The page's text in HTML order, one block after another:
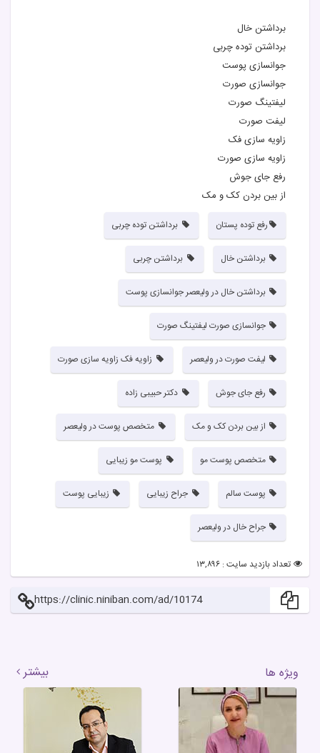
برداشتن خال
برداشتن توده چربی
جوانسازی پوست
جوانسازی صورت
لیفتینگ صورت
لیفت صورت
زاویه سازی فک
زاویه سازی صورت
رفع جای جوش
از بین بردن کک و مک
رفع توده پستان برداشتن توده چربی
برداشتن خال برداشتن چربی
برداشتن خال در ولیعصر جوانسازی پوست
جوانسازی صورت لیفتینگ صورت
لیفت صورت در ولیعصر زاویه فک زاویه سازی صورت
رفع جای جوش دکتر حبیبی زاده
از بین بردن کک و مک متخصص پوست در ولیعصر
متخصص پوست مو پوست مو زیبایی
پوست سالم جراح زیبایی زیبایی پوست
جراح خال در ولیعصر
تعداد بازدید سایت : ۱۳,۸۹۶
https://clinic.niniban.com/ad/10174
ویژه ها بیشتر